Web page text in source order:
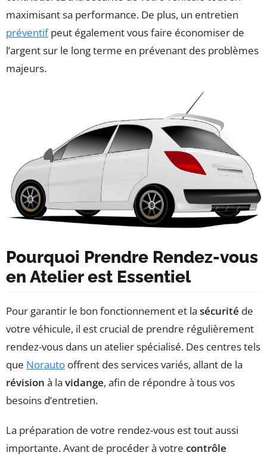
maximisant sa performance. De plus, un entretien
préventifpeut également vous faire économiser de
l’argent sur le long terme en prévenant des problèmes
majeurs.
Pourquoi Prendre Rendez-vous
en Atelier est Essentiel
Pour garantir le bon fonctionnement et la sécurité de
votre véhicule, il est crucial de prendre régulièrement
rendez-vous dans un atelier spécialisé. Des centres tels
que Norauto offrent des services variés, allant de la
révision à la vidange, afin de répondre à tous vos
besoins d’entretien.
La préparation de votre rendez-vous est tout aussi
importante. Avant de procéder à votre contrôle